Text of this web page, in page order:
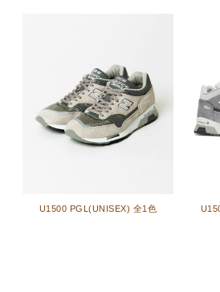
U1500 PGL(UNISEX) 全1色